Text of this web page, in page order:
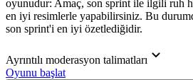
oyunudur: Amaç, son sprint ile ilgili ruh
en iyi resimlerle yapabilirsiniz. Bu
son sprint'i en iyi özetlediğidir.
Ayrıntılı moderasyon talimatları
Oyunu başlat